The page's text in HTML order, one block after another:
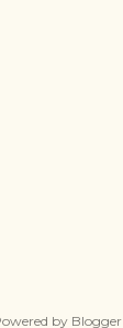
by Blogger